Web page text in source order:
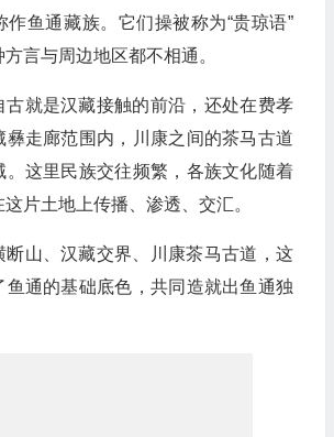
作鱼通藏族。它们操被称为“贵琼语”
言与周边地区都不相通。
古就是汉藏接触的前沿，还处在费孝
彝走廊范围内，川康之间的茶马古道
。这里民族交往频繁，各族文化随着
片土地上传播、渗透、交汇。
断山、汉藏交界、川康茶马古道，这
鱼通的基础底色，共同造就出鱼通独